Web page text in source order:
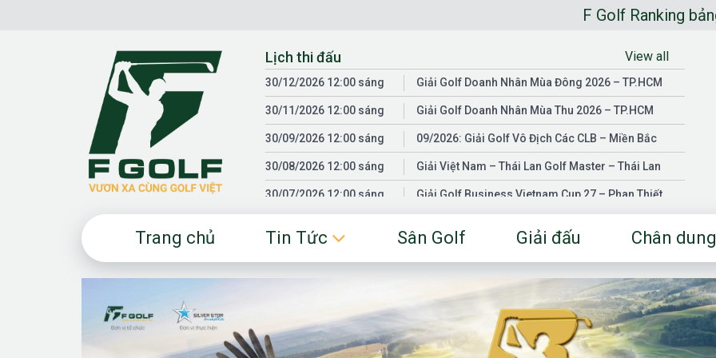
F Golf Ranking bảng xếp hạng
Lịch thi đấu View all
30/12/2026 12:00 sáng Giải Golf Doanh Nhân Mùa Đông 2026 – TP.HCM
30/11/2026 12:00 sáng Giải Golf Doanh Nhân Mùa Thu 2026 – TP.HCM
30/09/2026 12:00 sáng 09/2026: Giải Golf Vô Địch Các CLB – Miền Bắc
30/08/2026 12:00 sáng Giải Việt Nam – Thái Lan Golf Master – Thái Lan
30/07/2026 12:00 sáng Giải Golf Business Vietnam Cup 27 – Phan Thiết
30/01/2026 12:00 sáng
Fgolf Open Championship – Tây Ninh
18/04/2025 12:00 sáng Golf Business Vietnam Cup 25
Trang chủ Tin Tức Sân Golf Giải đấu Chân